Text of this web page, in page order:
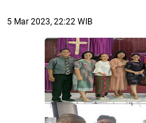
5 Mar 2023, 22:22 WIB